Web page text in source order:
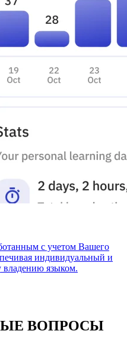
с учетом Вашего
индивидуальный и
владению языком.
ВОПРОСЫ